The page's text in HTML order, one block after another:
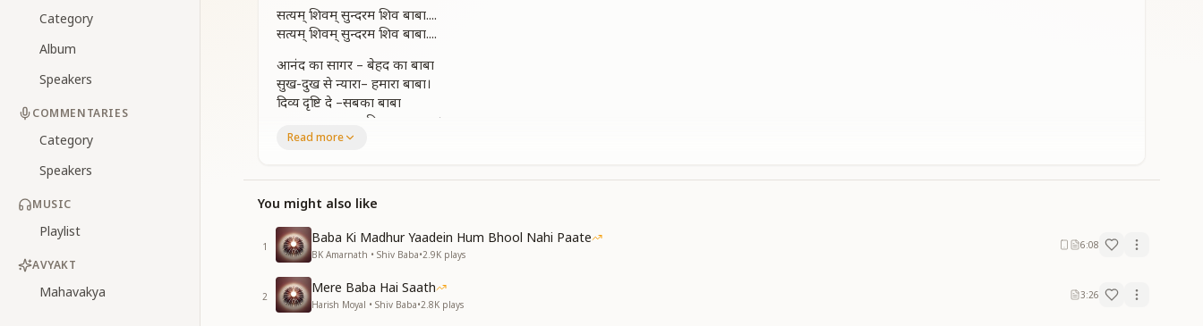
Category
Album
Speakers
COMMENTARIES
Category
Speakers
MUSIC
Playlist
AVYAKT
Mahavakya
सत्यम् शिवम् सुन्दरम शिव बाबा....
सत्यम् शिवम् सुन्दरम शिव बाबा....
आनंद का सागर – बेहद का बाबा
सुख-दुख से न्यारा– हमारा बाबा।
दिव्य दृष्टि दे –सबका बाबा
सुधामृत बरसाए – दिलवाला बाबा।
प्यार का सागर – मेरा बाबा!
ज्ञानसूर्य तुम – ज्ञान सागर बाबा
शांति का दाता – मीठा बाबा!
सत्यम् शिवम् सुन्दरम शिव बाबा....
सत्यम् शिवम् सुन्दरम शिव बाबा....
Read more
You might also like
1
Baba Ki Madhur Yaadein Hum Bhool Nahi Paate
BK Amarnath • Shiv Baba•2.9K plays
6:08
2
Mere Baba Hai Saath
Harish Moyal • Shiv Baba•2.8K plays
3:26